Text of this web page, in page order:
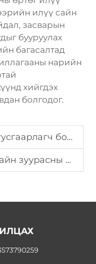
илүү сайн
засварын
бууруулах
багасалтад
нарийн
хийгдэх
болгодог.
юуг анхаарах ёстой вэ?
чөлөөлөх бодисыг хэрхэн хэрэглэх вэ?